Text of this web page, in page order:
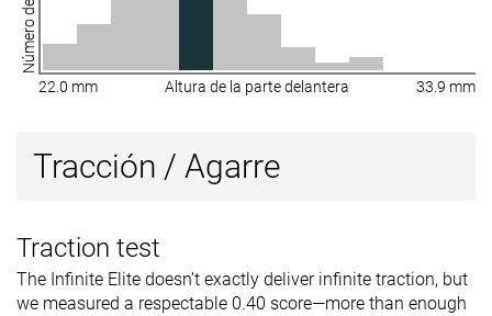
22.0 mm Altura de la parte delantera 33.9 mm
Tracción / Agarre
Traction test
The Infinite Elite doesn’t exactly deliver infinite traction, but
we measured a respectable 0.40 score—more than enough